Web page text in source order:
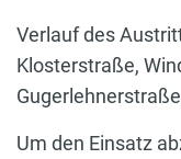
Verlauf des
Klosterstraße,
Um den Einsatz